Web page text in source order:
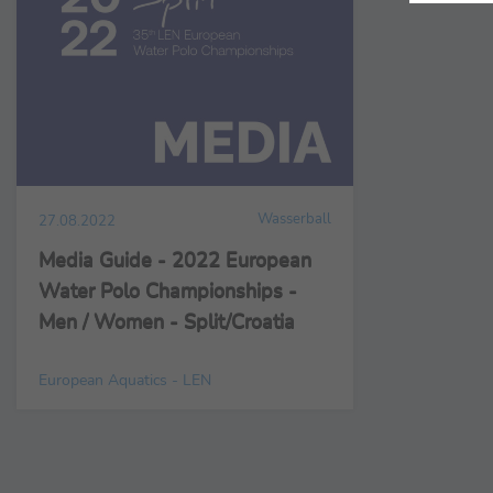
27.08.2022 Wasserball
Media Guide - 2022 European
Water Polo Championships -
Men / Women - Split/Croatia
European Aquatics - LEN